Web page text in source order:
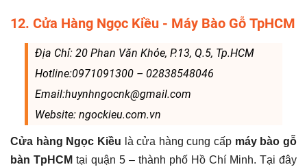
12. Cửa Hàng Ngọc Kiều - Máy Bào Gỗ TpHCM
Địa Chỉ: 20 Phan Văn Khỏe, P.13, Q.5, Tp.HCM
Hotline:0971091300 – 02838548046
Email:huynhngocnk@gmail.com
Website: ngockieu.com.vn
Cửa hàng Ngọc Kiều là cửa hàng cung cấp máy bào gỗ
bàn TpHCM tại quận 5 – thành phố Hồ Chí Minh. Tại đây